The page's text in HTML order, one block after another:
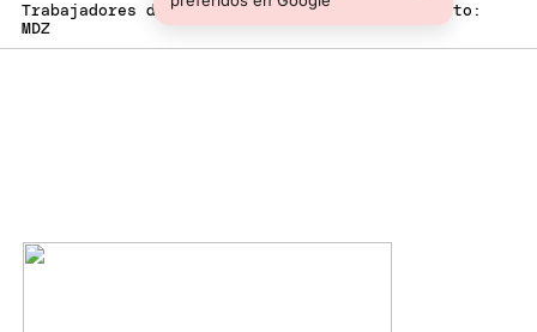
Trabajadores del Cose cortaron las calles. Foto:
MDZ